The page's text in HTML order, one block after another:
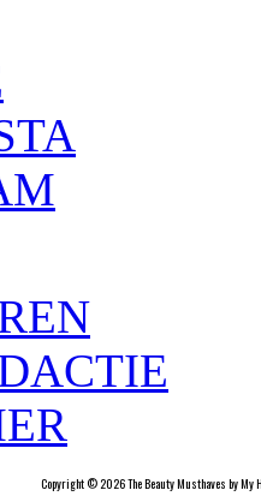
Copyright © 2026 The Beauty Musthaves by My